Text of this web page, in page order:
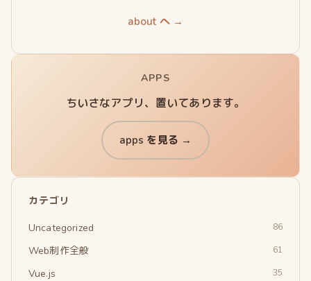
about へ →
APPS
ちいさなアプリ、置いてあります。
apps を見る →
カテゴリ
Uncategorized 86
Web制作全般 61
Vue.js 35